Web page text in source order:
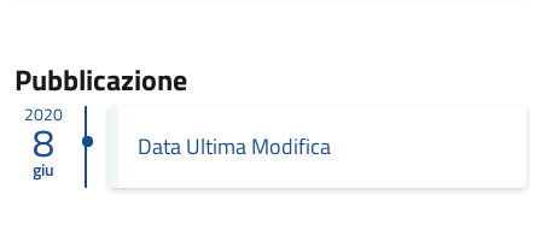
Pubblicazione
2020
8
giu
Data Ultima Modifica